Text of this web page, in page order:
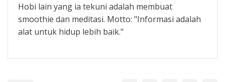
Hobi lain yang ia tekuni adalah membuat
smoothie dan meditasi. Motto: "Informasi adalah
alat untuk hidup lebih baik."